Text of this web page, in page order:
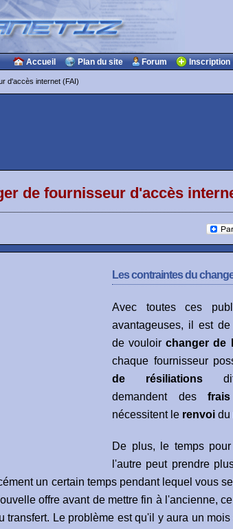
Accueil Plan du site Forum Inscription
d'accès internet (FAI)
de fournisseur d'accès
Les contraintes du
Avec toutes ces
avantageuses, il est
de vouloirchanger de
chaque fournisseur
de résiliations
demandent desfrais
nécessitent le renvoi du
De plus, le temps
l'autre peut prendre
un certain temps pendant lequel vous
offre avant de mettre fin à l'ancienne,
transfert. Le problème est qu'il y aura un